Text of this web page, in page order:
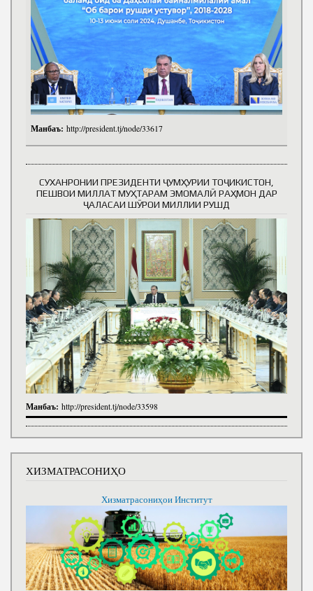
Манбаъ: http://president.tj/node/33617
СУХАНРОНИИ ПРЕЗИДЕНТИ ҶУМҲУРИИ ТОҶИКИСТОН,
ПЕШВОИ МИЛЛАТ МУҲТАРАМ ЭМОМАЛӢ РАҲМОН ДАР
ҶАЛАСАИ ШӮРОИ МИЛЛИИ РУШД
Манбаъ: http://president.tj/node/33598
ХИЗМАТРАСОНИҲО
Хизматрасониҳои Институт